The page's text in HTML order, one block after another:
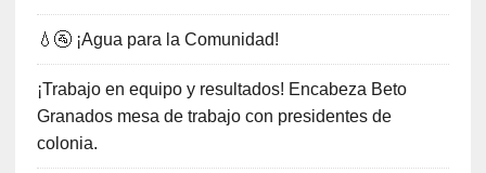
💧🚰 ¡Agua para la Comunidad!
¡Trabajo en equipo y resultados! Encabeza Beto
Granados mesa de trabajo con presidentes de
colonia.